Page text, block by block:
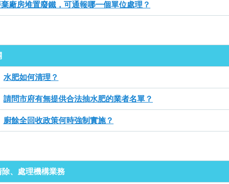
棄廠房堆置廢鐵，可通報哪一個單位處理？
水肥如何清理？
請問市府有無提供合法抽水肥的業者名單？
廚餘全回收政策何時強制實施？
、處理機構業務